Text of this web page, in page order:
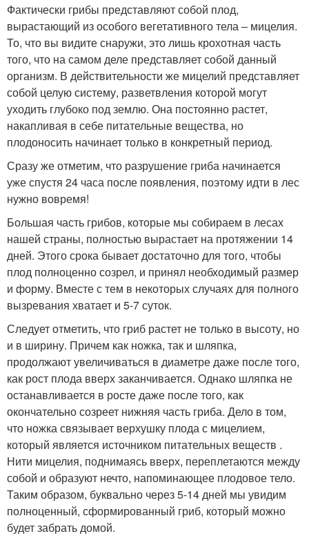
Фактически грибы представляют собой плод,
вырастающий из особого вегетативного тела – мицелия.
То, что вы видите снаружи, это лишь крохотная часть
того, что на самом деле представляет собой данный
организм. В действительности же мицелий представляет
собой целую систему, разветвления которой могут
уходить глубоко под землю. Она постоянно растет,
накапливая в себе питательные вещества, но
плодоносить начинает только в конкретный период.
Сразу же отметим, что разрушение гриба начинается
уже спустя 24 часа после появления, поэтому идти в лес
нужно вовремя!
Большая часть грибов, которые мы собираем в лесах
нашей страны, полностью вырастает на протяжении 14
дней. Этого срока бывает достаточно для того, чтобы
плод полноценно созрел, и принял необходимый размер
и форму. Вместе с тем в некоторых случаях для полного
вызревания хватает и 5-7 суток.
Следует отметить, что гриб растет не только в высоту, но
и в ширину. Причем как ножка, так и шляпка,
продолжают увеличиваться в диаметре даже после того,
как рост плода вверх заканчивается. Однако шляпка не
останавливается в росте даже после того, как
окончательно созреет нижняя часть гриба. Дело в том,
что ножка связывает верхушку плода с мицелием,
который является источником питательных веществ .
Нити мицелия, поднимаясь вверх, переплетаются между
собой и образуют нечто, напоминающее плодовое тело.
Таким образом, буквально через 5-14 дней мы увидим
полноценный, сформированный гриб, который можно
будет забрать домой.